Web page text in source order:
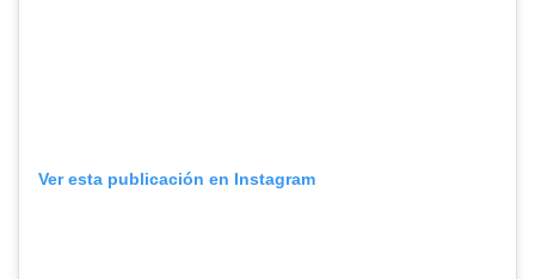
Ver esta publicación en Instagram